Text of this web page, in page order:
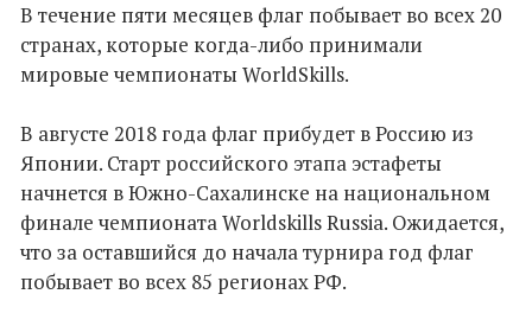
В течение пяти месяцев флаг побывает во всех 20
странах, которые когда-либо принимали
мировые чемпионаты WorldSkills.
В августе 2018 года флаг прибудет в Россию из
Японии. Старт российского этапа эстафеты
начнется в Южно-Сахалинске на национальном
финале чемпионата Worldskills Russia. Ожидается,
что за оставшийся до начала турнира год флаг
побывает во всех 85 регионах РФ.